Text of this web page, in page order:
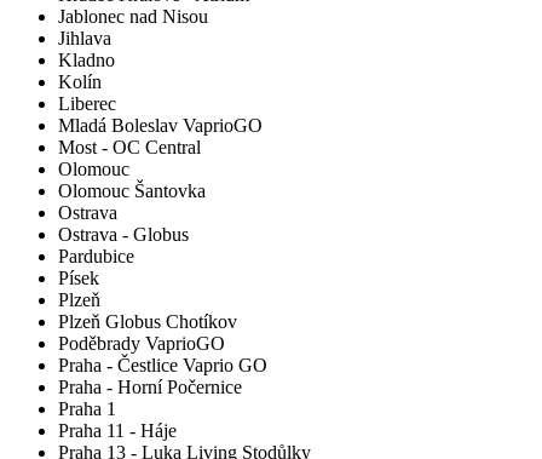
Jablonec nad Nisou
Jihlava
Kladno
Kolín
Liberec
Mladá Boleslav VaprioGO
Most - OC Central
Olomouc
Olomouc Šantovka
Ostrava
Ostrava - Globus
Pardubice
Písek
Plzeň
Plzeň Globus Chotíkov
Poděbrady VaprioGO
Praha - Čestlice Vaprio GO
Praha - Horní Počernice
Praha 1
Praha 11 - Háje
Praha 13 - Luka Living Stodůlky